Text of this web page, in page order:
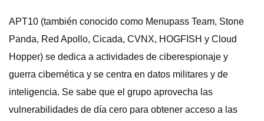
APT10 (también conocido como Menupass Team, Stone
Panda, Red Apollo, Cicada, CVNX, HOGFISH y Cloud
Hopper) se dedica a actividades de ciberespionaje y
guerra cibernética y se centra en datos militares y de
inteligencia. Se sabe que el grupo aprovecha las
vulnerabilidades de día cero para obtener acceso a las